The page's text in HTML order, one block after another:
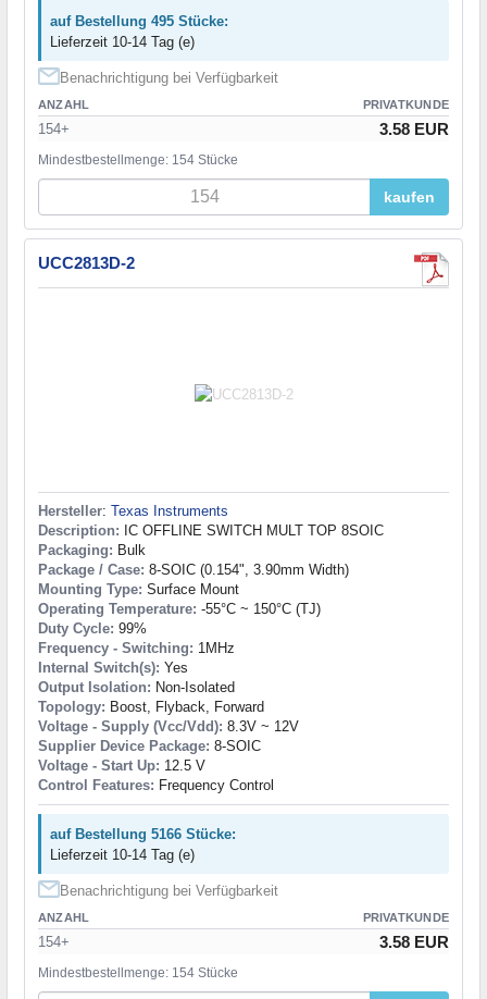
auf Bestellung 495 Stücke:
Lieferzeit 10-14 Tag (e)
Benachrichtigung bei Verfügbarkeit
ANZAHL PRIVATKUNDE
154+ 3.58 EUR
Mindestbestellmenge: 154 Stücke
kaufen
UCC2813D-2
Hersteller: Texas Instruments
Description: IC OFFLINE SWITCH MULT TOP 8SOIC
Packaging: Bulk
Package / Case: 8-SOIC (0.154", 3.90mm Width)
Mounting Type: Surface Mount
Operating Temperature: -55°C ~ 150°C (TJ)
Duty Cycle: 99%
Frequency - Switching: 1MHz
Internal Switch(s): Yes
Output Isolation: Non-Isolated
Topology: Boost, Flyback, Forward
Voltage - Supply (Vcc/Vdd): 8.3V ~ 12V
Supplier Device Package: 8-SOIC
Voltage - Start Up: 12.5 V
Control Features: Frequency Control
auf Bestellung 5166 Stücke:
Lieferzeit 10-14 Tag (e)
Benachrichtigung bei Verfügbarkeit
ANZAHL PRIVATKUNDE
154+ 3.58 EUR
Mindestbestellmenge: 154 Stücke